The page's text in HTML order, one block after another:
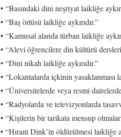
• “Basındaki dini neşriyat laikliğe
• “Baş örtüsü laikliğe aykırıdır.”
• “Kamusal alanda türban laikliğe
• “Alevi öğrencilere din kültürü
• “Dini nikah laikliğe aykırıdır.”
• “Lokantalarda içkinin yasaklanması
• “Üniversitelerde veya resmi
• “Radyolarda ve televizyonlarda
• “Kişilerin bir tarikata mensup
• “Hırant Dink’in öldürülmesi laikliğe